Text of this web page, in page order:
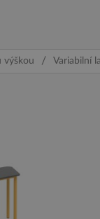
výškou Variabilní